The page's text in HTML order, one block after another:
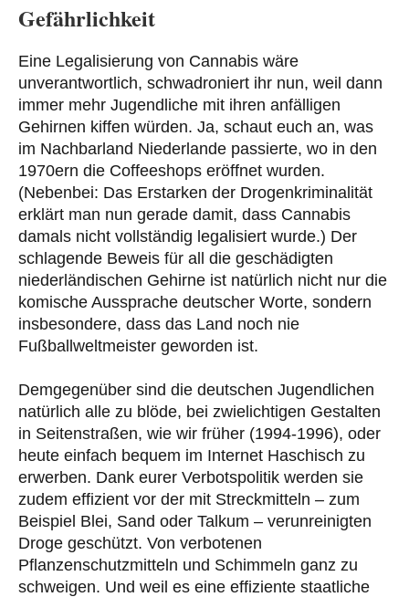
Gefährlichkeit
Eine Legalisierung von Cannabis wäre
unverantwortlich, schwadroniert ihr nun, weil dann
immer mehr Jugendliche mit ihren anfälligen
Gehirnen kiffen würden. Ja, schaut euch an, was
im Nachbarland Niederlande passierte, wo in den
1970ern die Coffeeshops eröffnet wurden.
(Nebenbei: Das Erstarken der Drogenkriminalität
erklärt man nun gerade damit, dass Cannabis
damals nicht vollständig legalisiert wurde.) Der
schlagende Beweis für all die geschädigten
niederländischen Gehirne ist natürlich nicht nur die
komische Aussprache deutscher Worte, sondern
insbesondere, dass das Land noch nie
Fußballweltmeister geworden ist.
Demgegenüber sind die deutschen Jugendlichen
natürlich alle zu blöde, bei zwielichtigen Gestalten
in Seitenstraßen, wie wir früher (1994-1996), oder
heute einfach bequem im Internet Haschisch zu
erwerben. Dank eurer Verbotspolitik werden sie
zudem effizient vor der mit Streckmitteln – zum
Beispiel Blei, Sand oder Talkum – verunreinigten
Droge geschützt. Von verbotenen
Pflanzenschutzmitteln und Schimmeln ganz zu
schweigen. Und weil es eine effiziente staatliche